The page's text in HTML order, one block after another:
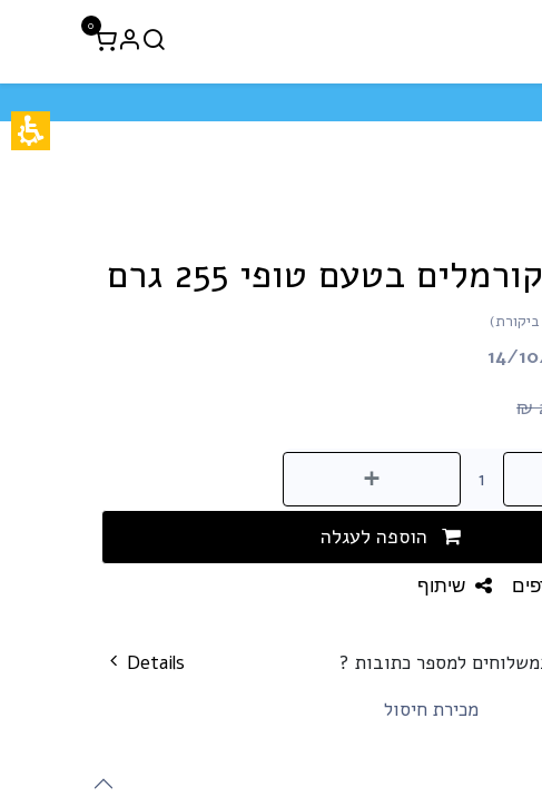
0
בטעם טופי 255 גרם
₪
הוספה לעגלה
שיתוף
למספר כתובות ?
Details
מכירת חיסול